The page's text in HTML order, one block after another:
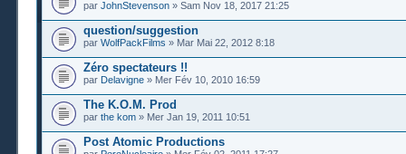
par JohnStevenson » Sam Nov 18, 2017 21:25
question/suggestion
par WolfPackFilms » Mar Mai 22, 2012 8:18
Zéro spectateurs !!
par Delavigne » Mer Fév 10, 2010 16:59
The K.O.M. Prod
par the kom » Mer Jan 19, 2011 10:51
Post Atomic Productions